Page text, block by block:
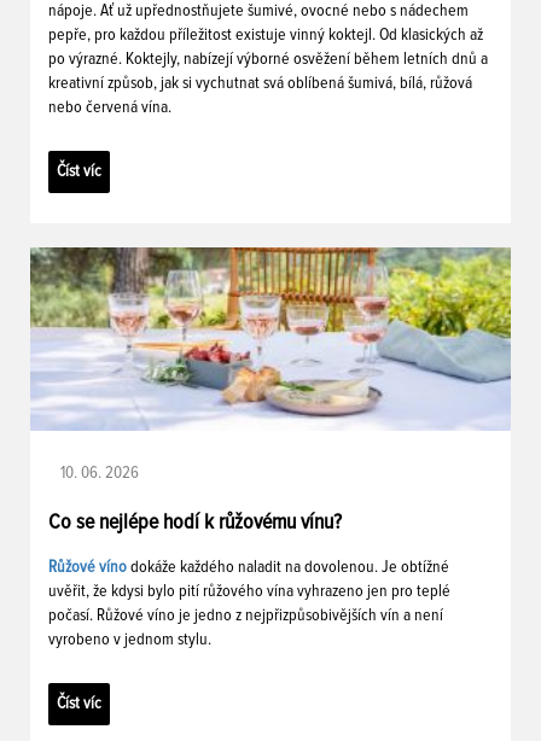
nápoje. Ať už upřednostňujete šumivé, ovocné nebo s nádechem
pepře, pro každou příležitost existuje vinný koktejl. Od klasických až
po výrazné. Koktejly, nabízejí výborné osvěžení během letních dnů a
kreativní způsob, jak si vychutnat svá oblíbená šumivá, bílá, růžová
nebo červená vína.
Číst víc
10. 06. 2026
Co se nejlépe hodí k růžovému vínu?
Růžové víno dokáže každého naladit na dovolenou. Je obtížné
uvěřit, že kdysi bylo pití růžového vína vyhrazeno jen pro teplé
počasí. Růžové víno je jedno z nejpřizpůsobivějších vín a není
vyrobeno v jednom stylu.
Číst víc